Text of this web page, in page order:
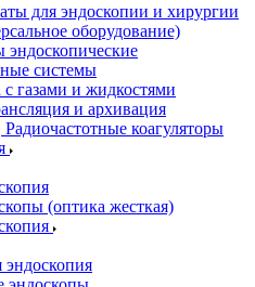
для эндоскопии и хирургии
оборудование)
эндоскопические
системы
с газами и жидкостями
и архивация
коагуляторы
(оптика жесткая)
эндоскопия